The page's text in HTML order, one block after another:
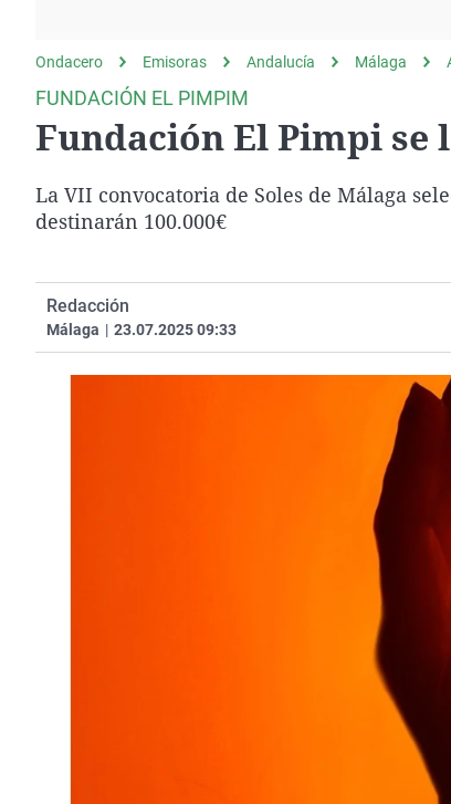
gato
Operación Viuda
Negra
Navarra
Ondacero Emisoras Andalucía Málaga
FUNDACIÓN EL PIMPIM
Fundación El Pimpi se
La VII convocatoria de Soles de Málaga
destinarán 100.000€
Redacción
Málaga | 23.07.2025 09:33